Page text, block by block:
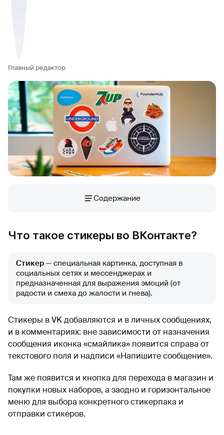
Главный редактор
Содержание
Что такое стикеры во ВКонтакте?
Стикер — специальная картинка, доступная в
социальных сетях и мессенджерах и
предназначенная для выражения эмоций (от
радости и смеха до жалости и гнева).
Стикеры в VK добавляются и в личных сообщениях,
и в комментариях: вне зависимости от назначения
сообщения иконка «смайлика» появится справа от
текстового поля и надписи «Напишите сообщение».
Там же появится и кнопка для перехода в магазин и
покупки новых наборов, а заодно и горизонтальное
меню для выбора конкретного стикерпака и
отправки стикеров.